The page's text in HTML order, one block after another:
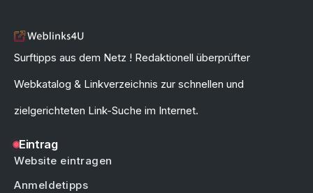
Surftipps aus dem Netz ! Redaktionell überprüfter
Webkatalog & Linkverzeichnis zur schnellen und
zielgerichteten Link-Suche im Internet.
Eintrag
Website eintragen
Anmeldetipps